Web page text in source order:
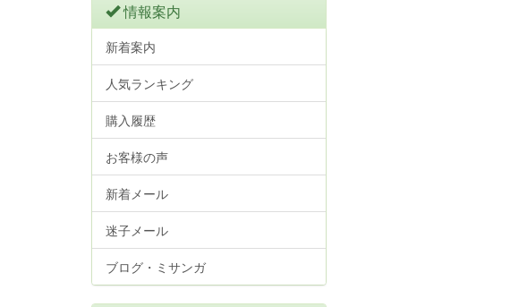
情報案内
新着案内
人気ランキング
購入履歴
お客様の声
新着メール
迷子メール
ブログ・ミサンガ